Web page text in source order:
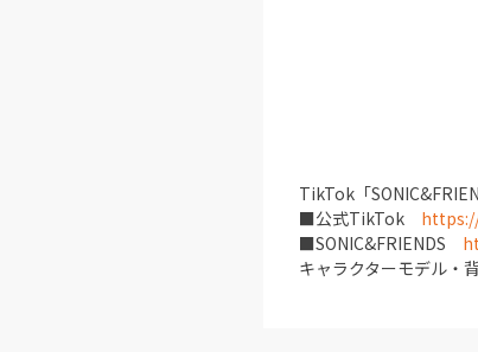
TikTok「
■公式TikTok
■SONIC&FRIENDS
キャラクターモデル・